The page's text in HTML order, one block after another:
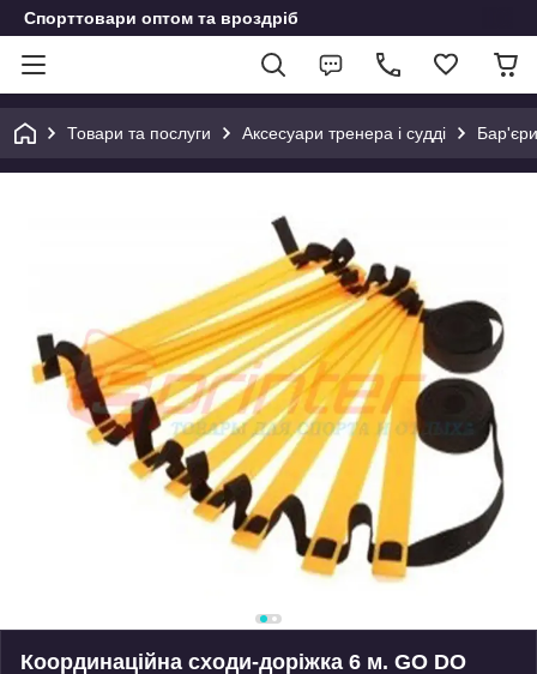
Спорттовари оптом та вроздріб
Товари та послуги Аксесуари тренера і судді
Координаційна сходи-доріжка 6 м. GO DO